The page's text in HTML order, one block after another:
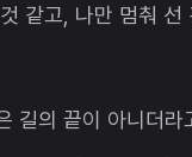
같고, 나만 멈춰 선
길의 끝이 아니더라